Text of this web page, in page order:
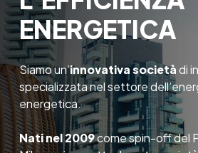
ENERGETICA
Siamo un’innovativa societàdi
specializzata nel settore
energetica.
Nati nel 2009come spin-off del